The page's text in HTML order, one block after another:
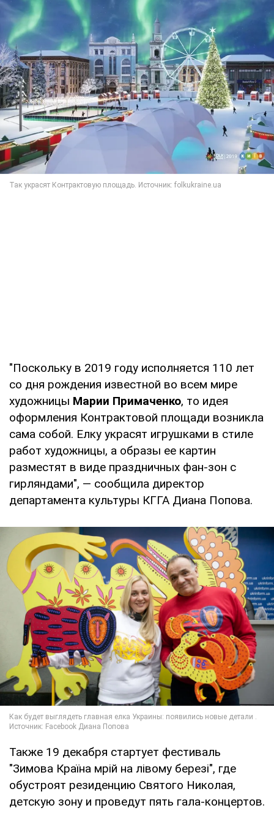
"Поскольку в 2019 году исполняется 110 лет
со дня рождения известной во всем мире
художницы Марии Примаченко, то идея
оформления Контрактовой площади возникла
сама собой. Елку украсят игрушками в стиле
работ художницы, а образы ее картин
разместят в виде праздничных фан-зон с
гирляндами", — сообщила директор
департамента культуры КГГА Диана Попова.
Также 19 декабря стартует фестиваль
"Зимова Країна мрій на лівому березі", где
обустроят резиденцию Святого Николая,
детскую зону и проведут пять гала-концертов.